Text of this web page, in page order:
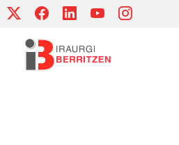
Skip
content